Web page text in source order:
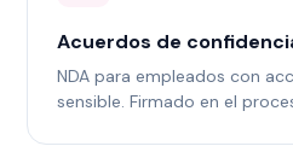
Acuerdos de
NDA para empleados con
sensible. Firmado en el